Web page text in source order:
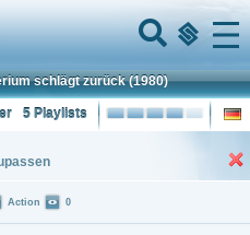
Menu
schlägt zurück (1980)
5 Playlists
Action 0